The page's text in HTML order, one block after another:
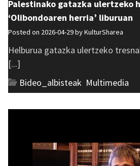
Palestinako gatazka ulertzeko
‘Olibondoaren herria’ liburuan
Posted on 2026-04-29 byKulturSharea
Helburua gatazka ulertzeko
[...]
Bideo_albisteak Multimedia